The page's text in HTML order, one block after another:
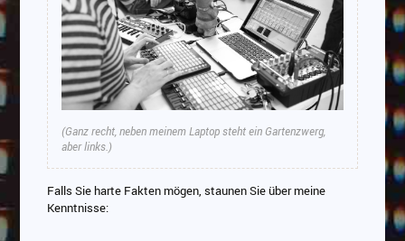
(Ganz recht, neben meinem Laptop steht ein Gartenzwerg,
aber links.)
Falls Sie harte Fakten mögen, staunen Sie über meine
Kenntnisse: